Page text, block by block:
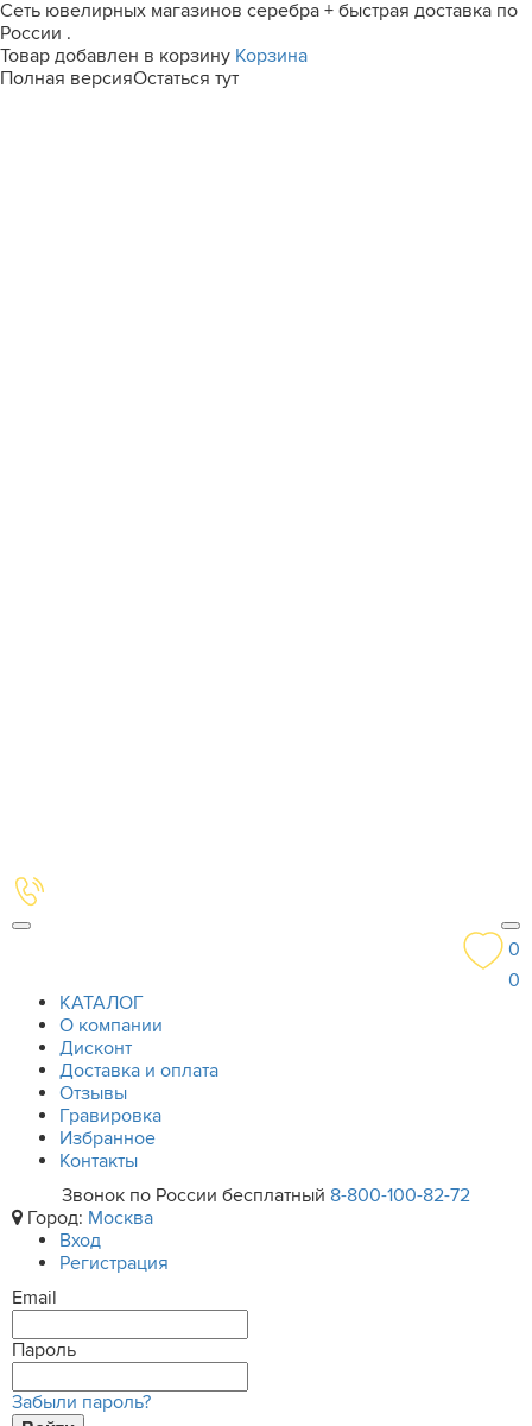
Сеть ювелирных магазинов серебра + быстрая доставка по
России .
Товар добавлен в корзину Корзина
Полная версияОстаться тут
0
0
КАТАЛОГ
О компании
Дисконт
Доставка и оплата
Отзывы
Гравировка
Избранное
Контакты
Звонок по России бесплатный 8-800-100-82-72
Город: Москва
Вход
Регистрация
Email
Пароль
Забыли пароль?